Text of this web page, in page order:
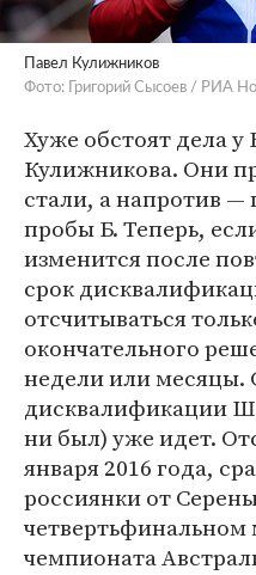
Павел Кулижников
Фото: Григорий Сысоев / РИА
Хуже обстоят дела у
Кулижникова. Они
стали, а напротив —
пробы Б. Теперь,
изменится после
срок
отсчитываться
окончательного
недели или месяцы.
дисквалификации
ни был) уже идет.
января 2016 года,
россиянки от
четвертьфинальном
чемпионата